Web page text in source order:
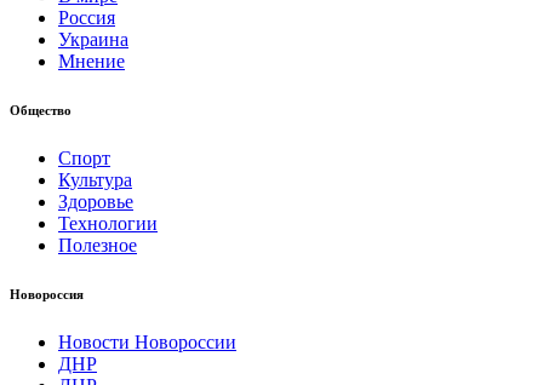
Россия
Украина
Мнение
Общество
Спорт
Культура
Здоровье
Технологии
Полезное
Новороссия
Новости Новороссии
ДНР